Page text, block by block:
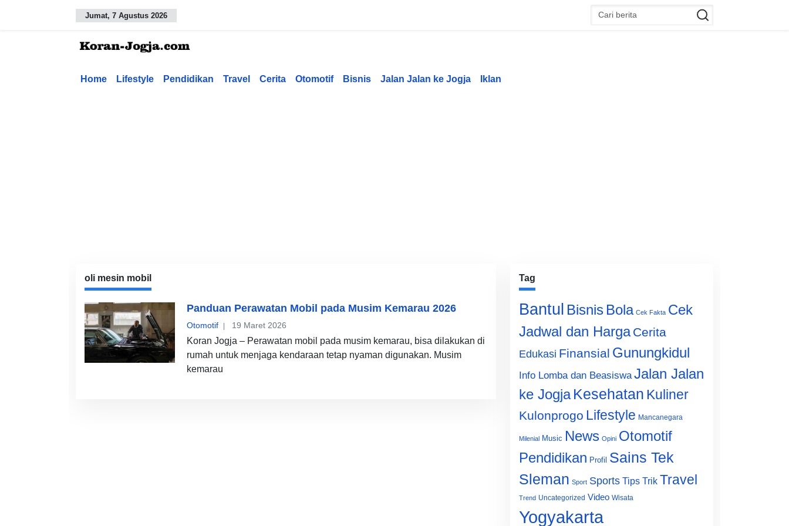
Jumat, 7 Agustus 2026
Home Lifestyle Pendidikan Travel Cerita Otomotif Bisnis Jalan Jalan ke Jogja Iklan
oli mesin mobil
Panduan Perawatan Mobil pada Musim Kemarau 2026
Otomotif 19 Maret 2026
Koran Jogja – Perawatan mobil pada musim kemarau, bisa dilakukan di
rumah untuk menjaga kendaraan tetap nyaman digunakan. Musim
kemarau
Tag
Bantul Bisnis Bola Cek Fakta Cek
Jadwal dan Harga Cerita
Edukasi Finansial Gunungkidul
Info Lomba dan Beasiswa Jalan Jalan
ke Jogja Kesehatan Kuliner
Kulonprogo Lifestyle Mancanegara
Milenial Music News Opini Otomotif
Pendidikan Profil Sains Tek
Sleman Sport Sports Tips Trik Travel
Trend Uncategorized Video Wisata
Yogyakarta